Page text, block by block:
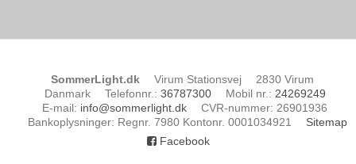
SommerLight.dk Virum Stationsvej
2830 Virum
Danmark
Telefonnr. : 36787300 Mobil nr. : 24269249
E-mail: info@sommerlight.dk CVR-nummer: 26901936
Bankoplysninger: Regnr. 7980 Kontonr. 0001034921
Sitemap
Facebook